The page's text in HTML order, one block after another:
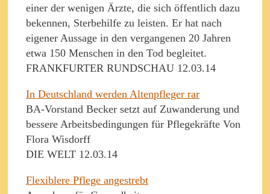
einer der wenigen Ärzte, die sich öffentlich dazu
bekennen, Sterbehilfe zu leisten. Er hat nach
eigener Aussage in den vergangenen 20 Jahren
etwa 150 Menschen in den Tod begleitet.
FRANKFURTER RUNDSCHAU 12.03.14
In Deutschland werden Altenpfleger rar
BA-Vorstand Becker setzt auf Zuwanderung und
bessere Arbeitsbedingungen für Pflegekräfte Von
Flora Wisdorff
DIE WELT 12.03.14
Flexiblere Pflege angestrebt